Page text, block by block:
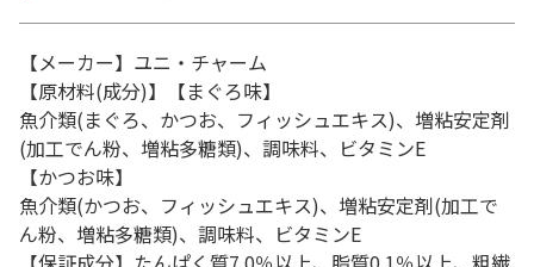
【メーカー】ユニ・チャーム
【原材料(成分)】【まぐろ味】
魚介類(まぐろ、かつお、フィッシュエキス)、増粘安定剤
(加工でん粉、増粘多糖類)、調味料、ビタミンE
【かつお味】
魚介類(かつお、フィッシュエキス)、増粘安定剤(加工で
ん粉、増粘多糖類)、調味料、ビタミンE